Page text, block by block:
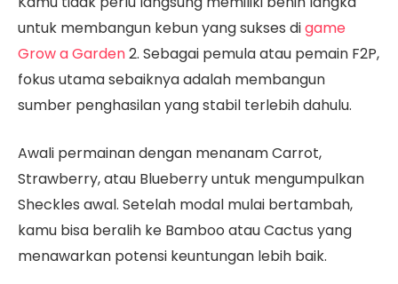
untuk membangun kebun yang sukses digame
Grow a Garden2. Sebagai pemula atau pemain F2P,
fokus utama sebaiknya adalah membangun
sumber penghasilan yang stabil terlebih dahulu.
Awali permainan dengan menanam Carrot,
Strawberry, atau Blueberry untuk mengumpulkan
Sheckles awal. Setelah modal mulai bertambah,
kamu bisa beralih ke Bamboo atau Cactus yang
menawarkan potensi keuntungan lebih baik.